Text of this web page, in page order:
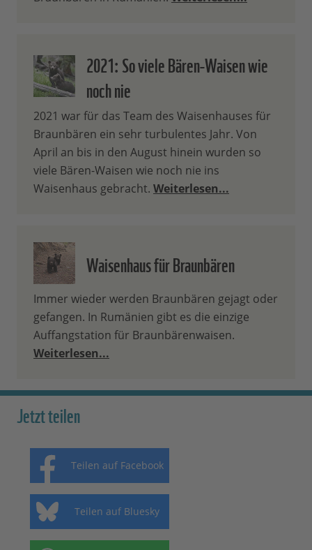
2021: So viele Bären-Waisen wie
noch nie
2021 war für das Team des Waisenhauses für
Braunbären ein sehr turbulentes Jahr. Von
April an bis in den August hinein wurden so
viele Bären-Waisen wie noch nie ins
Waisenhaus gebracht. Weiterlesen...
Waisenhaus für Braunbären
Immer wieder werden Braunbären gejagt oder
gefangen. In Rumänien gibt es die einzige
Auffangstation für Braunbärenwaisen.
Weiterlesen...
Jetzt teilen
Teilen auf Facebook
Teilen auf Bluesky